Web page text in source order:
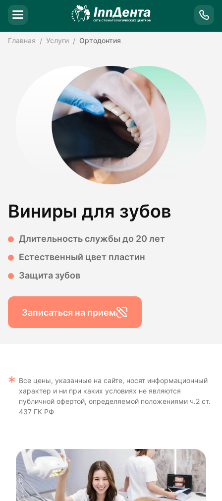
Главная Услуги Ортодонтия
Виниры для зубов
Длительность службы до 20 лет
Естественный цвет пластин
Защита зубов
Записаться на прием
Все цены, указанные на сайте, носят информационный
характер и ни при каких условиях не являются
публичной офертой, определяемой положениями ч.2 ст.
437 ГК РФ